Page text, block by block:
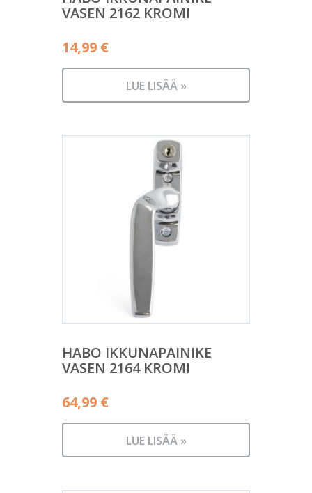
VASEN 2162 KROMI
14,99 €
LUE LISÄÄ »
HABO IKKUNAPAINIKE
VASEN 2164 KROMI
64,99 €
LUE LISÄÄ »